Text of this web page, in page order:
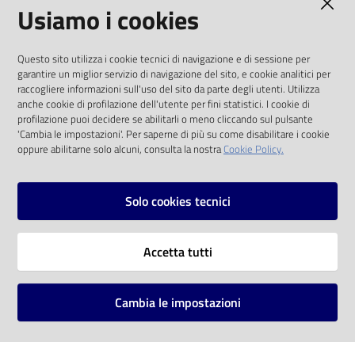
Catalogo
on line
Eventi
Chiedi al
bibliotecario
solo alle condizioni previste dalla direttiva
comunitaria 2003/98/CE e dal d.lgs. 36/2006
SOCIAL
Instagram
Vai alla pagina
Mappa del sito
Usiamo i cookies
Questo sito utilizza i cookie tecnici di navigazione e di sessione per
garantire un miglior servizio di navigazione del sito, e cookie analitici per
raccogliere informazioni sull'uso del sito da parte degli utenti. Utilizza
anche cookie di profilazione dell'utente per fini statistici. I cookie di
profilazione puoi decidere se abilitarli o meno cliccando sul pulsante
'Cambia le impostazioni'. Per saperne di più su come disabilitare i cookie
oppure abilitarne solo alcuni, consulta la nostraCookie Policy.
Solo cookies tecnici
Accetta tutti
Cambia le impostazioni